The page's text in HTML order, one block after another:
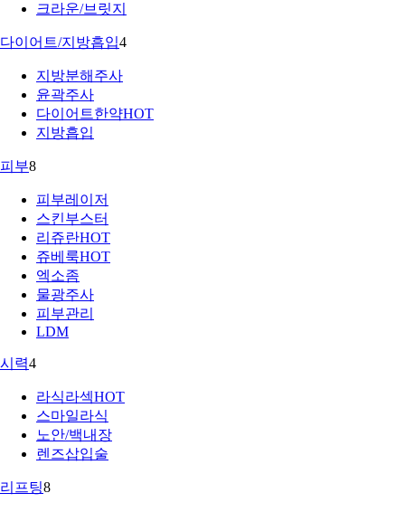
크라운/브릿지
다이어트/지방흡입4
지방분해주사
윤곽주사
다이어트한약HOT
지방흡입
피부8
피부레이저
스킨부스터
리쥬란HOT
쥬베룩HOT
엑소좀
물광주사
피부관리
LDM
시력4
라식라섹HOT
스마일라식
노안/백내장
렌즈삽입술
리프팅8